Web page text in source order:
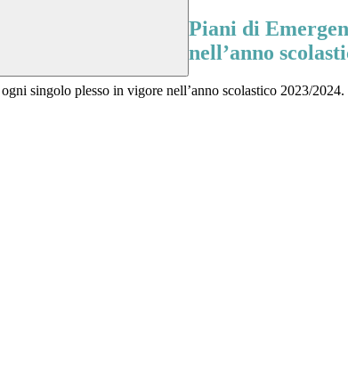
Piani di
nell’anno
singolo plesso in vigore nell’anno scolastico 2023/2024.